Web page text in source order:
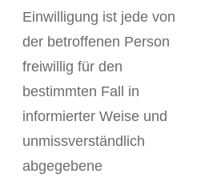
Einwilligung ist jede von
der betroffenen Person
freiwillig für den
bestimmten Fall in
informierter Weise und
unmissverständlich
abgegebene